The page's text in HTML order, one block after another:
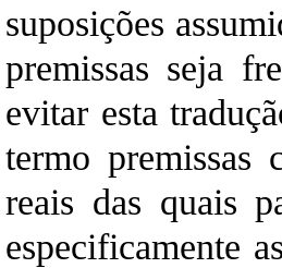
suposições
premissas seja
evitar esta
termo premissas
reais das quais
especificamente